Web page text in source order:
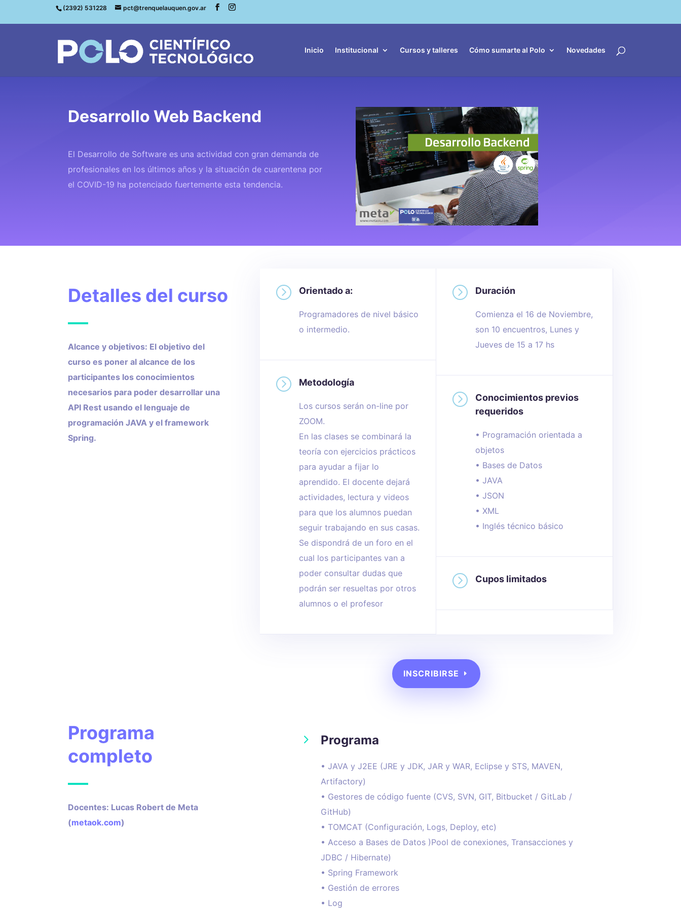
(2392) 531228 pct@trenquelauquen.gov.ar
Inicio Institucional Cursos y talleres Cómo sumarte al Polo Novedades
Desarrollo Web Backend
El Desarrollo de Software es una actividad con gran demanda de
profesionales en los últimos años y la situación de cuarentena por
el COVID-19 ha potenciado fuertemente esta tendencia.
Detalles del curso
Alcance y objetivos: El objetivo del
curso es poner al alcance de los
participantes los conocimientos
necesarios para poder desarrollar una
API Rest usando el lenguaje de
programación JAVA y el framework
Spring.
= Orientado a:
Programadores de nivel básico
o intermedio.
= Metodología
Los cursos serán on-line por
ZOOM.
En las clases se combinará la
teoría con ejercicios prácticos
para ayudar a fijar lo
aprendido. El docente dejará
actividades, lectura y videos
para que los alumnos puedan
seguir trabajando en sus casas.
Se dispondrá de un foro en el
cual los participantes van a
poder consultar dudas que
podrán ser resueltas por otros
alumnos o el profesor
= Duración
Comienza el 16 de Noviembre,
son 10 encuentros, Lunes y
Jueves de 15 a 17 hs
=
Conocimientos previos
requeridos
• Programación orientada a
objetos
• Bases de Datos
• JAVA
• JSON
• XML
• Inglés técnico básico
= Cupos limitados
INSCRIBIRSE
Programa
completo
Docentes: Lucas Robert de Meta
(metaok.com)
5 Programa
• JAVA y J2EE (JRE y JDK, JAR y WAR, Eclipse y STS, MAVEN,
Artifactory)
• Gestores de código fuente (CVS, SVN, GIT, Bitbucket / GitLab /
GitHub)
• TOMCAT (Configuración, Logs, Deploy, etc)
• Acceso a Bases de Datos )Pool de conexiones, Transacciones y
JDBC / Hibernate)
• Spring Framework
• Gestión de errores
• Log